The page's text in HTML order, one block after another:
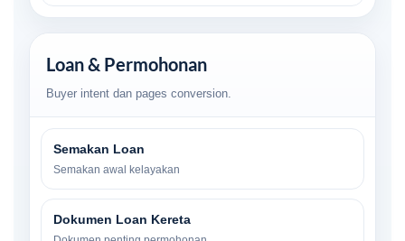
Loan & Permohonan
Buyer intent dan pages conversion.
Semakan Loan
Semakan awal kelayakan
Dokumen Loan Kereta